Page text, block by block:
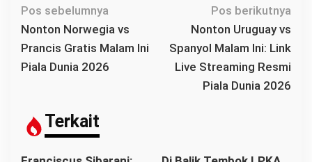
N
a
v
i
s
p
Pos sebelumnya
Nonton Norwegia vs
Prancis Gratis Malam Ini
Piala Dunia 2026
Pos berikutnya
Nonton Uruguay vs
Spanyol Malam Ini: Link
Live Streaming Resmi
Piala Dunia 2026
Terkait